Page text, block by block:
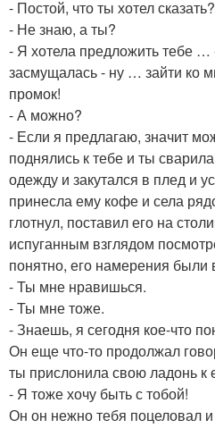
- Постой, что ты хотел сказать?
- Не знаю, а ты?
- Я хотела предложить тебе
засмущалась - ну … зайти ко
промок!
- А можно?
- Если я предлагаю, значит
поднялись к тебе и ты
одежду и закутался в плед и
принесла ему кофе и села
глотнул, поставил его на
испуганным взглядом
понятно, его намерения были
- Ты мне нравишься.
- Ты мне тоже.
- Знаешь, я сегодня кое-что
Он еще что-то продолжал
ты прислонила свою ладонь к
- Я тоже хочу быть с тобой!
Он он нежно тебя поцеловал